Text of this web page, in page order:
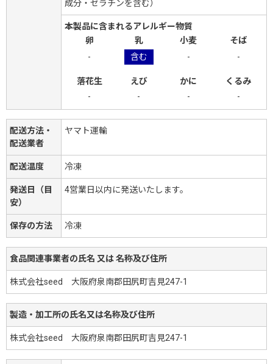
成分・ゼラチンを含む）
本製品に含まれるアレルギー物質
卵
乳 小麦
そば
-
含む - -
落花生 えび かに
くるみ
-
- - -
配送方法・
配送業者
ヤマト運輸
配送温度 冷凍
発送日（目
安）
4営業日以内に発送いたします。
保存の方法 冷凍
食品関連事業者の氏名 又は 名称及び住所
株式会社seed 大阪府泉南郡田尻町吉見247-1
製造・加工所の氏名又は名称及び住所
株式会社seed 大阪府泉南郡田尻町吉見247-1